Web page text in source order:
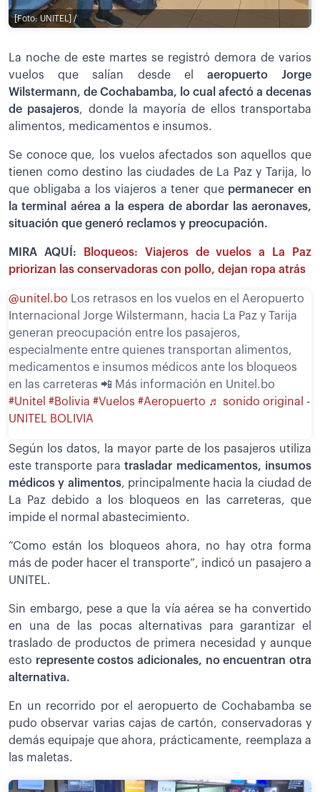
[Foto: UNITEL] /
La noche de este martes se registró demora de varios
vuelos que salían desde el aeropuerto Jorge
Wilstermann, de Cochabamba, lo cual afectó a decenas
de pasajeros, donde la mayoría de ellos transportaba
alimentos, medicamentos e insumos.
Se conoce que, los vuelos afectados son aquellos que
tienen como destino las ciudades de La Paz y Tarija, lo
que obligaba a los viajeros a tener quepermanecer en
la terminal aérea a la espera de abordar las aeronaves,
situación que generó reclamos y preocupación.
MIRA AQUÍ:
Bloqueos: Viajeros de vuelos a La Paz
priorizan las conservadoras con pollo, dejan ropa atrás
@unitel.bo Los retrasos en los vuelos en el Aeropuerto
Internacional Jorge Wilstermann, hacia La Paz y Tarija
generan preocupación entre los pasajeros,
especialmente entre quienes transportan alimentos,
medicamentos e insumos médicos ante los bloqueos
en las carreteras 📲 Más información en Unitel.bo
#Unitel #Bolivia #Vuelos #Aeropuerto ♬ sonido original -
UNITEL BOLIVIA
Según los datos, la mayor parte de los pasajeros utiliza
este transporte paratrasladar medicamentos, insumos
médicos y alimentos, principalmente hacia la ciudad de
La Paz debido a los bloqueos en las carreteras, que
impide el normal abastecimiento.
“Como están los bloqueos ahora, no hay otra forma
más de poder hacer el transporte”, indicó un pasajero a
UNITEL.
Sin embargo, pese a que la vía aérea se ha convertido
en una de las pocas alternativas para garantizar el
traslado de productos de primera necesidad y aunque
esto represente costos adicionales, no encuentran otra
alternativa.
En un recorrido por el aeropuerto de Cochabamba se
pudo observar varias cajas de cartón, conservadoras y
demás equipaje que ahora, prácticamente, reemplaza a
las maletas.